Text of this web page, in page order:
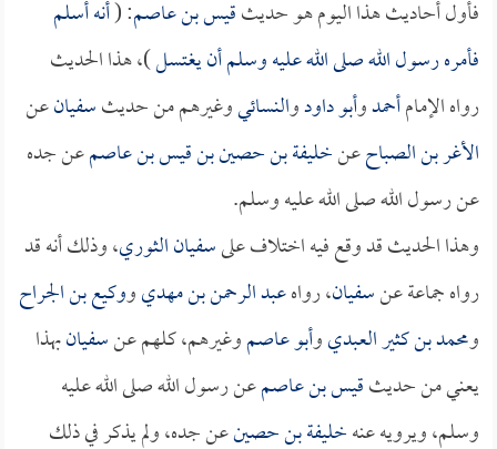
فأول أحاديث هذا اليوم هو حديثقيس بن عاصم: (أنه أسلم
فأمره رسول الله صلى الله عليه وسلم أن يغتسل)، هذا الحديث
رواه الإمامأحمدوأبو داودوالنسائيوغيرهم من حديثسفيانعن
الأغر بن الصباحعنخليفة بن حصين بن قيس بن عاصمعن جده
عن رسول الله صلى الله عليه وسلم.
وهذا الحديث قد وقع فيه اختلاف علىسفيان الثوري، وذلك أنه قد
رواه جماعة عنسفيان، رواهعبد الرحمن بن مهديووكيع بن الجراح
ومحمد بن كثير العبديوأبو عاصموغيرهم، كلهم عنسفيانبهذا
يعني من حديثقيس بن عاصمعن رسول الله صلى الله عليه
وسلم، ويرويه عنهخليفة بن حصينعن جده، ولم يذكر في ذلك